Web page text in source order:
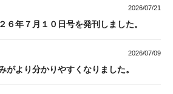
2026/07/21
６年７月１０日号を発刊しました。
2026/07/09
がより分かりやすくなりました。